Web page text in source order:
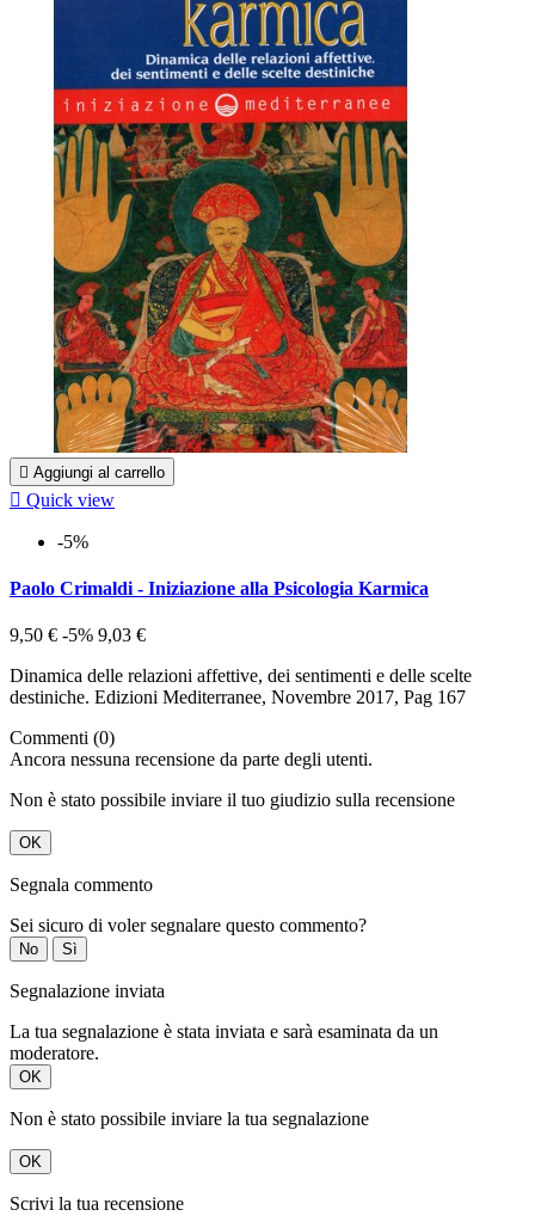
 Aggiungi al carrello
 Quick view
-5%
Paolo Crimaldi - Iniziazione alla Psicologia Karmica
9,50 € -5% 9,03 €
Dinamica delle relazioni affettive, dei sentimenti e delle scelte
destiniche. Edizioni Mediterranee, Novembre 2017, Pag 167
Commenti (0)
Ancora nessuna recensione da parte degli utenti.
Non è stato possibile inviare il tuo giudizio sulla recensione
OK
Segnala commento
Sei sicuro di voler segnalare questo commento?
No Sì
Segnalazione inviata
La tua segnalazione è stata inviata e sarà esaminata da un
moderatore.
OK
Non è stato possibile inviare la tua segnalazione
OK
Scrivi la tua recensione